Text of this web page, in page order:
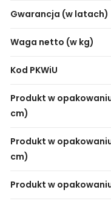
Gwarancja (w latach)
Waga netto (w kg)
Kod PKWiU
Produkt w
cm)
Produkt w
cm)
Produkt w